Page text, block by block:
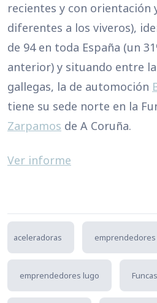
recientes y con orientación
diferentes a los viveros),
de 94 en toda España (un
anterior) y situando entre
gallegas, la de automoción
tiene su sede norte en la
Zarpamos de A Coruña.
Ver informe
aceleradoras emprendedores
emprendedores lugo Funcas